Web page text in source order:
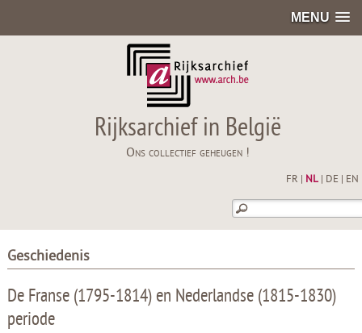
MENU
Rijksarchief in België
Ons collectief geheugen !
FR NL| DE EN
Geschiedenis
De Franse (1795-1814) en Nederlandse (1815-1830)
periode